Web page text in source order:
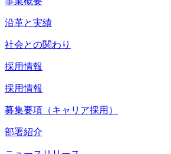
沿革と実績
社会との関わり
採用情報
採用情報
募集要項（キャリア採用）
部署紹介